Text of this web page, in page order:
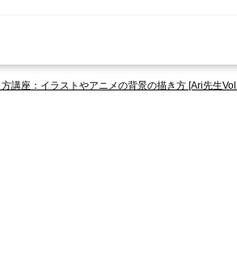
講座：イラストやアニメの背景の描き方 [Ari先生